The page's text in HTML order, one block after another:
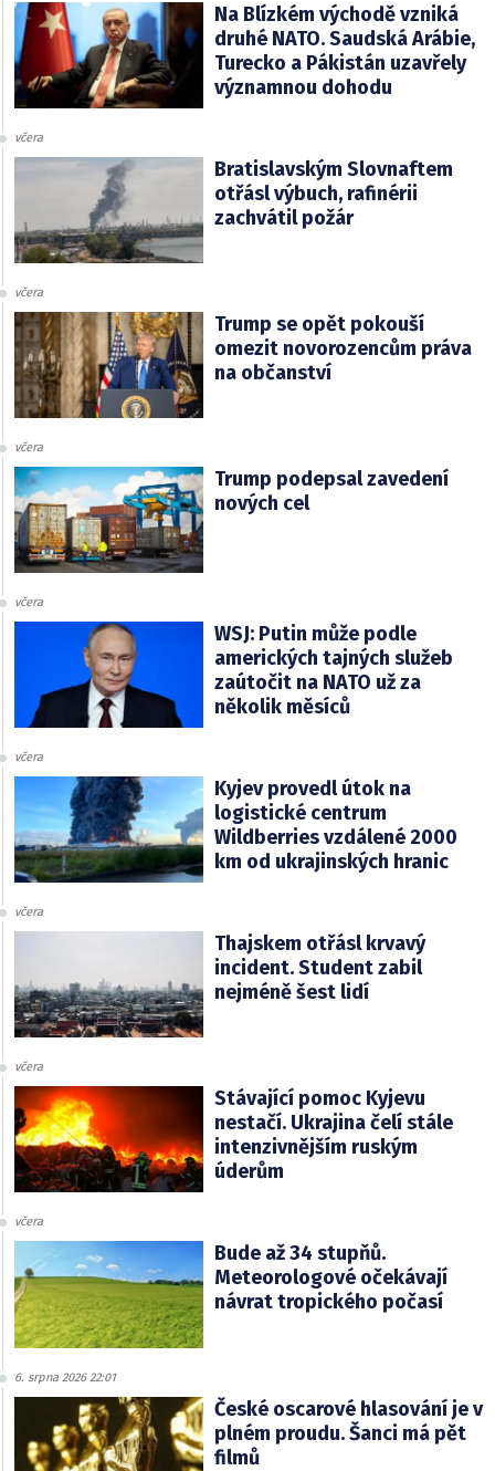
Na Blízkém východě vzniká
druhé NATO. Saudská Arábie,
Turecko a Pákistán uzavřely
významnou dohodu
včera
Bratislavským Slovnaftem
otřásl výbuch, rafinérii
zachvátil požár
včera
Trump se opět pokouší
omezit novorozencům práva
na občanství
včera
Trump podepsal zavedení
nových cel
včera
WSJ: Putin může podle
amerických tajných služeb
zaútočit na NATO už za
několik měsíců
včera
Kyjev provedl útok na
logistické centrum
Wildberries vzdálené 2000
km od ukrajinských hranic
včera
Thajskem otřásl krvavý
incident. Student zabil
nejméně šest lidí
včera
Stávající pomoc Kyjevu
nestačí. Ukrajina čelí stále
intenzivnějším ruským
úderům
včera
Bude až 34 stupňů.
Meteorologové očekávají
návrat tropického počasí
6. srpna 2026 22:01
České oscarové hlasování je v
plném proudu. Šanci má pět
filmů